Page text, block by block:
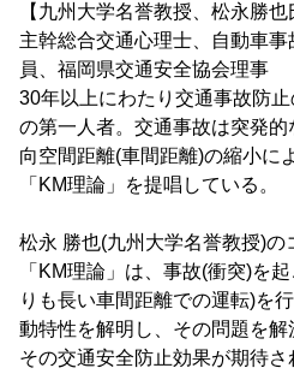
【九州大学名誉教授、松永勝也
主幹総合交通心理士、自動車
員、福岡県交通安全協会理事
30年以上にわたり交通事故防
の第一人者。交通事故は突発
向空間距離(車間距離)の縮小に
「KM理論」を提唱している。
松永 勝也(九州大学名誉教授)の
「KM理論」は、事故(衝突)を
りも長い車間距離での運転)を
動特性を解明し、その問題を解
その交通安全防止効果が期待